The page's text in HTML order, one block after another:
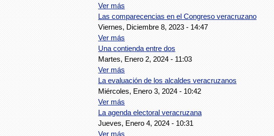
Ver más
Las comparecencias en el Congreso veracruzano
Viernes, Diciembre 8, 2023 - 14:47
Ver más
Una contienda entre dos
Martes, Enero 2, 2024 - 11:03
Ver más
La evaluación de los alcaldes veracruzanos
Miércoles, Enero 3, 2024 - 10:42
Ver más
La agenda electoral veracruzana
Jueves, Enero 4, 2024 - 10:31
Ver más